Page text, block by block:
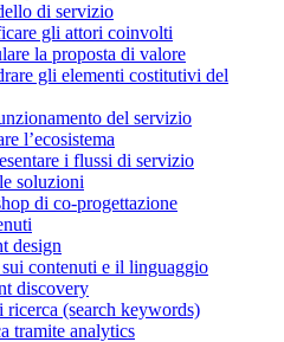
di servizio
gli attori coinvolti
la proposta di valore
gli elementi costitutivi del
del servizio
l’ecosistema
i flussi di servizio
soluzioni
di co-progettazione
design
contenuti e il linguaggio
discovery
ricerca (search keywords)
tramite analytics